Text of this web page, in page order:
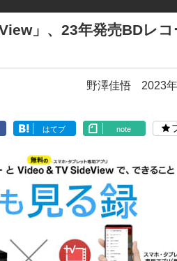
」、23年発売BDレ
野澤佳悟 2023
はてブ note